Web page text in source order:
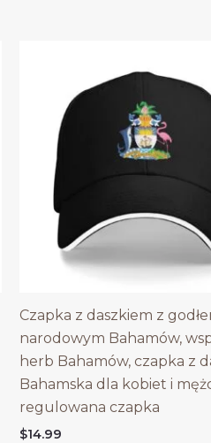
Czapka z daszkiem z
narodowym Bahamów,
herb Bahamów, czapka z
Bahamska dla kobiet i
regulowana czapka
$14.99